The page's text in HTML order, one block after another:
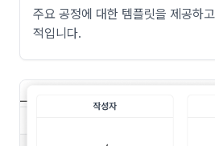
주요 공정에 대한 템플릿을 제공하
적입니다.